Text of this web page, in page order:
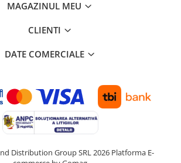
pentru birou
birou
MAGAZINUL MEU
CLIENTI
DATE COMERCIALE
Distribution Group SRL 2026 Platforma E-